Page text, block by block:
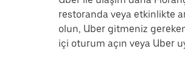
restoranda veya etkinlikte
olun, Uber gitmeniz
içi oturum açın veya Uber